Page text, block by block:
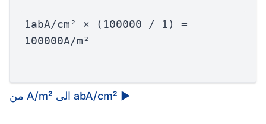
1abA/cm² × (100000 / 1) =
100000A/m²
من A/m² الى abA/cm² ▶